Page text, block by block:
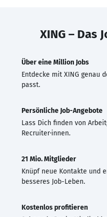
XING – Das
Über eine Million Jobs
Entdecke mit XING genau
passt.
Persönliche Job-Angebote
Lass Dich finden von
Recruiter·innen.
21 Mio. Mitglieder
Knüpf neue Kontakte und
besseres Job-Leben.
Kostenlos profitieren